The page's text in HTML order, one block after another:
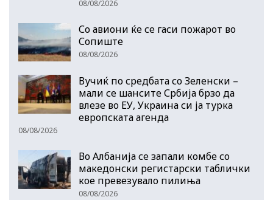
08/08/2026
Со авиони ќе се гаси пожарот во
Сопиште
08/08/2026
Вучиќ по средбата со Зеленски –
мали се шансите Србија брзо да
влезе во ЕУ, Украина си ја турка
европската агенда
08/08/2026
Во Албанија се запали комбе со
македонски регистарски таблички
кое превезувало пилиња
08/08/2026